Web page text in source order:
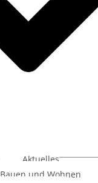
Aktuelles
Bauen und Wohnen